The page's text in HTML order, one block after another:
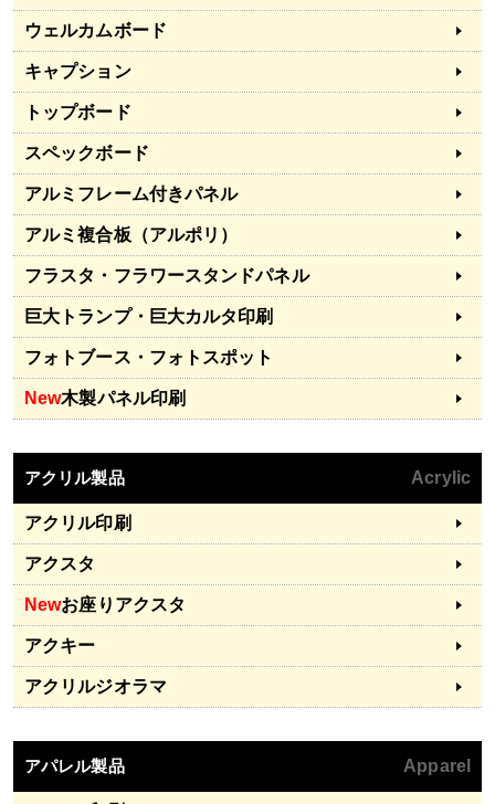
ウェルカムボード
キャプション
トップボード
スペックボード
アルミフレーム付きパネル
アルミ複合板（アルポリ）
フラスタ・フラワースタンドパネル
巨大トランプ・巨大カルタ印刷
フォトブース・フォトスポット
New木製パネル印刷
アクリル製品 Acrylic
アクリル印刷
アクスタ
Newお座りアクスタ
アクキー
アクリルジオラマ
アパレル製品 Apparel